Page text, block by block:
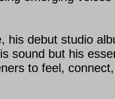
his debut studio
sound but his
to feel,